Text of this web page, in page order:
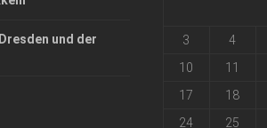
und der
3
4
10
11
17
18
24
25